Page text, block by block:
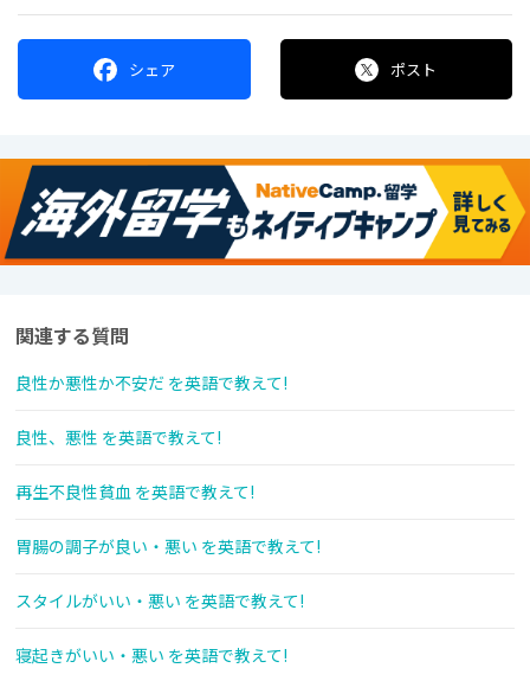
シェア ポスト
関連する質問
良性か悪性か不安だ を英語で教えて!
良性、悪性 を英語で教えて!
再生不良性貧血 を英語で教えて!
胃腸の調子が良い・悪い を英語で教えて!
スタイルがいい・悪い を英語で教えて!
寝起きがいい・悪い を英語で教えて!